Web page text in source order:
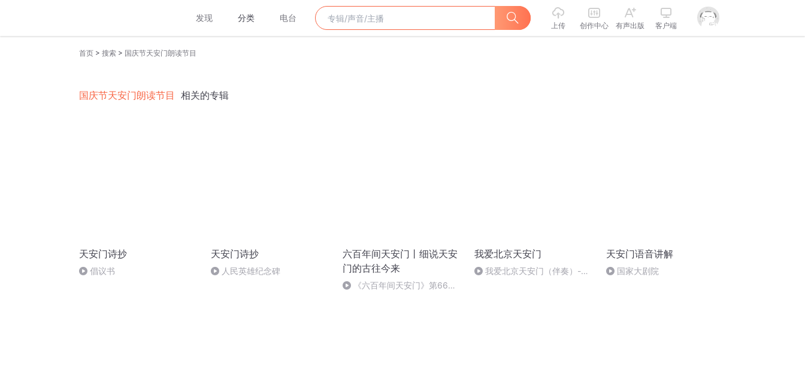
发现 分类 电台
上传 创作中心 有声出版 客户端
首页 > 搜索 > 国庆节天安门朗读节目
国庆节天安门朗读节目 相关的专辑
天安门诗抄
倡议书
天安门诗抄
人民英雄纪念碑
六百年间天安门丨细说天安
门的古往今来
《六百年间天安门》第66集
我爱北京天安门
我爱北京天安门（伴奏）-安
天安门语音讲解
国家大剧院